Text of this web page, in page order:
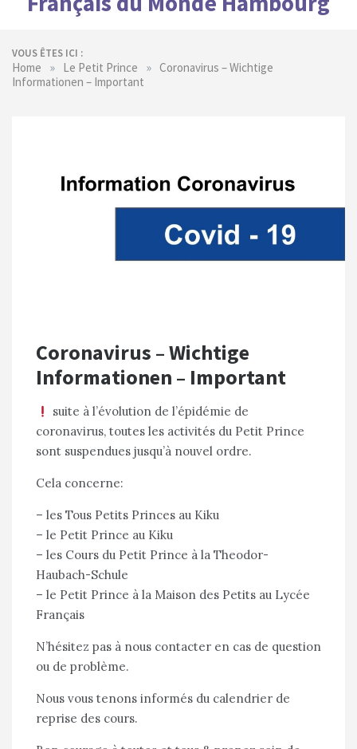
VOUS ÊTES ICI :
Home » Le Petit Prince » Coronavirus – Wichtige
Informationen – Important
Coronavirus – Wichtige
Informationen – Important
suite à l’évolution de l’épidémie de
coronavirus, toutes les activités du Petit Prince
sont suspendues jusqu’à nouvel ordre.
Cela concerne:
– les Tous Petits Princes au Kiku
– le Petit Prince au Kiku
– les Cours du Petit Prince à la Theodor-
Haubach-Schule
– le Petit Prince à la Maison des Petits au Lycée
Français
N’hésitez pas à nous contacter en cas de question
ou de problème.
Nous vous tenons informés du calendrier de
reprise des cours.